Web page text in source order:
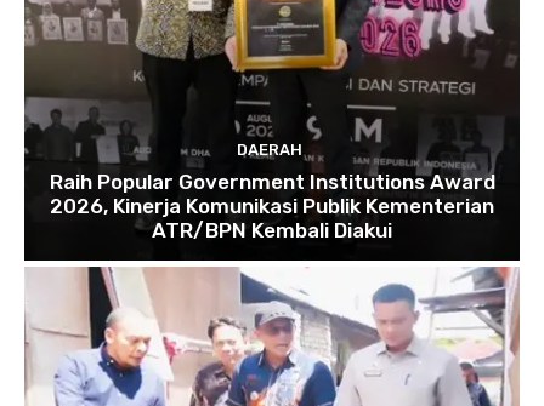
DAERAH
Raih Popular Government Institutions Award
2026, Kinerja Komunikasi Publik Kementerian
ATR/BPN Kembali Diakui